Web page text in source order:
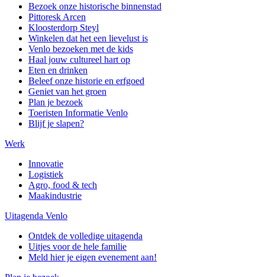
Bezoek onze historische binnenstad
Pittoresk Arcen
Kloosterdorp Steyl
Winkelen dat het een lievelust is
Venlo bezoeken met de kids
Haal jouw cultureel hart op
Eten en drinken
Beleef onze historie en erfgoed
Geniet van het groen
Plan je bezoek
Toeristen Informatie Venlo
Blijf je slapen?
Werk
Innovatie
Logistiek
Agro, food & tech
Maakindustrie
Uitagenda Venlo
Ontdek de volledige uitagenda
Uitjes voor de hele familie
Meld hier je eigen evenement aan!